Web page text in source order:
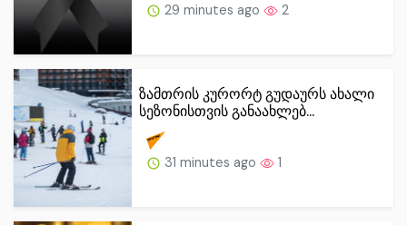
29 minutes ago 2
ზამთრის კურორტ გუდაურს ახალი
სეზონისთვის განაახლებ...
31 minutes ago 1